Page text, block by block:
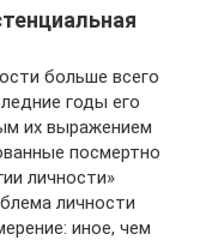
больше всего
годы его
их выражением
посмертно
личности»
личности
иное, чем